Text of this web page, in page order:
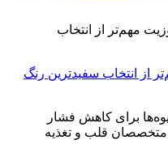
از انتخاب سفیدترین رنگ